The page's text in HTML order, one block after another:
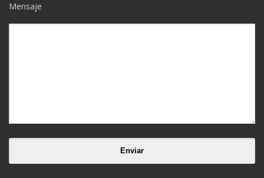
Mensaje